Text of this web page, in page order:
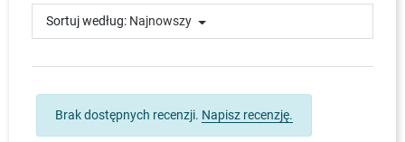
Sortuj według: Najnowszy
Brak dostępnych recenzji. Napisz recenzję.